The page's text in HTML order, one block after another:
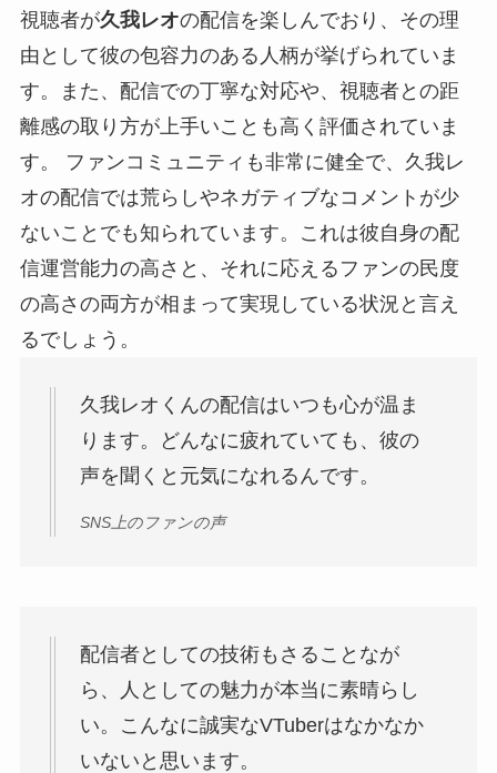
視聴者が久我レオの配信を楽しんでおり、その理
由として彼の包容力のある人柄が挙げられていま
す。また、配信での丁寧な対応や、視聴者との距
離感の取り方が上手いことも高く評価されていま
す。 ファンコミュニティも非常に健全で、久我レ
オの配信では荒らしやネガティブなコメントが少
ないことでも知られています。これは彼自身の配
信運営能力の高さと、それに応えるファンの民度
の高さの両方が相まって実現している状況と言え
るでしょう。
久我レオくんの配信はいつも心が温ま
ります。どんなに疲れていても、彼の
声を聞くと元気になれるんです。
SNS上のファンの声
配信者としての技術もさることなが
ら、人としての魅力が本当に素晴らし
い。こんなに誠実なVTuberはなかなか
いないと思います。